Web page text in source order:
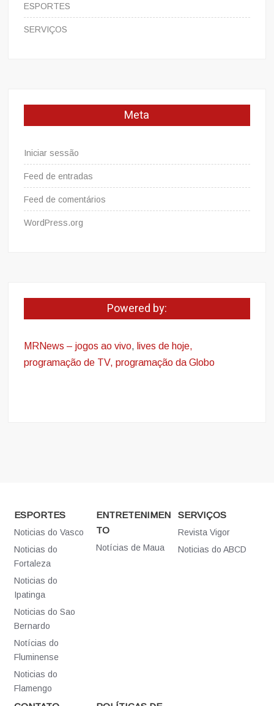
ESPORTES
SERVIÇOS
Meta
Iniciar sessão
Feed de entradas
Feed de comentários
WordPress.org
Powered by:
MRNews – jogos ao vivo, lives de hoje,
programação de TV, programação da Globo
ESPORTES
Noticias do Vasco
Noticias do
Fortaleza
Noticias do
Ipatinga
Noticias do Sao
Bernardo
Notícias do
Fluminense
Noticias do
Flamengo
ENTRETENIMEN
TO
Notícias de Maua
SERVIÇOS
Revista Vigor
Noticias do ABCD